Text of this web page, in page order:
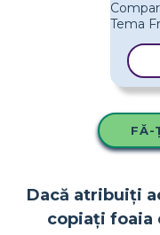
FĂ-
Dacă atribuiți
copiați foaia